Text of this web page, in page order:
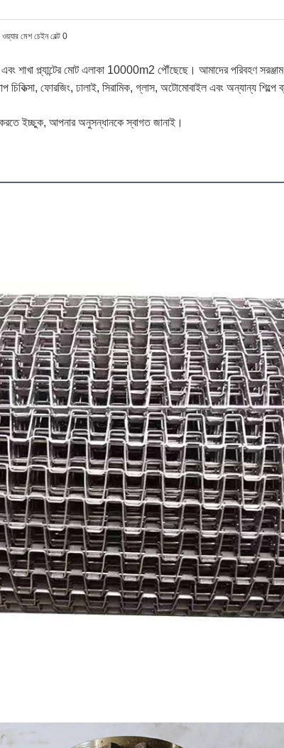
শাখা প্ল্যান্টের মোট এলাকা 10000m2 পৌঁছেছে। আমাদের পরিবহণ সরঞ্জাম
চিকিত্সা, ফোরজিং, ঢালাই, সিরামিক, গ্লাস, অটোমোবাইল এবং অন্যান্য শিল্পে
ইচ্ছুক, আপনার অনুসন্ধানকে স্বাগত জানাই।